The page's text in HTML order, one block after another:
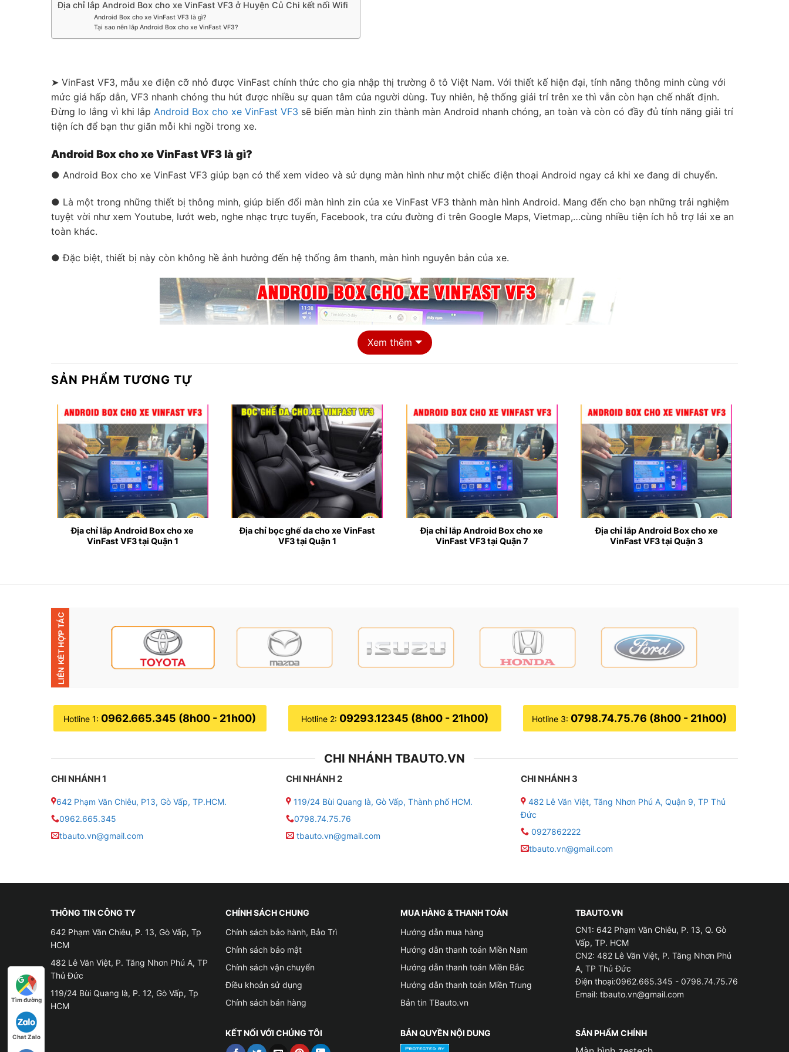
Địa chỉ lắp Android Box cho xe VinFast VF3 ở Huyện Củ Chi kết nối Wifi
Android Box cho xe VinFast VF3 là gì?
Tại sao nên lắp Android Box cho xe VinFast VF3?
➤ VinFast VF3, mẫu xe điện cỡ nhỏ được VinFast chính thức cho gia nhập thị trường ô tô Việt Nam. Với thiết kế hiện đại, tính năng thông minh cùng với
mức giá hấp dẫn, VF3 nhanh chóng thu hút được nhiều sự quan tâm của người dùng. Tuy nhiên, hệ thống giải trí trên xe thì vẫn còn hạn chế nhất định.
Đừng lo lắng vì khi lắp Android Box cho xe VinFast VF3 sẽ biến màn hình zin thành màn Android nhanh chóng, an toàn và còn có đầy đủ tính năng giải trí
tiện ích để bạn thư giãn mỗi khi ngồi trong xe.
Android Box cho xe VinFast VF3 là gì?
● Android Box cho xe VinFast VF3 giúp bạn có thể xem video và sử dụng màn hình như một chiếc điện thoại Android ngay cả khi xe đang di chuyển.
● Là một trong những thiết bị thông minh, giúp biến đổi màn hình zin của xe VinFast VF3 thành màn hình Android. Mang đến cho bạn những trải nghiệm
tuyệt vời như xem Youtube, lướt web, nghe nhạc trực tuyến, Facebook, tra cứu đường đi trên Google Maps, Vietmap,…cùng nhiều tiện ích hỗ trợ lái xe an
toàn khác.
● Đặc biệt, thiết bị này còn không hề ảnh hưởng đến hệ thống âm thanh, màn hình nguyên bản của xe.
Địa chỉ lắp Android Box cho xe VinFast VF3 uy tín chất lượng tại TPHCM
Tại sao nên lắp Android Box cho xe VinFast VF3?
VinFast vẫn còn một số điểm hạn chế nhất định nên chưa thể đáp ứng được trọn vẹn nhu cầu sử dụng của người lái, cụ thể sau:
✤ Màn hình zin nên nó chỉ có thể liên kết cùng với các thiết bị từ Apple như Iphone hoặc Ipad.
✤ Hệ điều hành Carplay còn nhiều hạn chế về tính năng, thao tác sử dụng phức tạp nên gây ra nhiều khó khăn cho người dùng.
✤ Do đó, lắp đặt Android Box cho xe VinFast VF3 là giải pháp hoàn hảo để khắc phục những vấn đề vừa nêu trên. Thiết bị này sẽ giúp mang đến nhiều
Xem thêm
SẢN PHẨM TƯƠNG TỰ
Địa chỉ lắp Android Box cho xe
VinFast VF3 tại Quận 1
Địa chỉ bọc ghế da cho xe VinFast
VF3 tại Quận 1
Địa chỉ lắp Android Box cho xe
VinFast VF3 tại Quận 7
Địa chỉ lắp Android Box cho xe
VinFast VF3 tại Quận 3
Hotline 1: 0962.665.345 (8h00 - 21h00) Hotline 2: 09293.12345 (8h00 - 21h00) Hotline 3: 0798.74.75.76 (8h00 - 21h00)
CHI NHÁNH TBAUTO.VN
CHI NHÁNH 1
642 Phạm Văn Chiêu, P13, Gò Vấp, TP.HCM.
0962.665.345
tbauto.vn@gmail.com
CHI NHÁNH 2
119/24 Bùi Quang là, Gò Vấp, Thành phố HCM.
0798.74.75.76
tbauto.vn@gmail.com
CHI NHÁNH 3
482 Lê Văn Việt, Tăng Nhơn Phú A, Quận 9, TP Thủ
Đức
0927862222
tbauto.vn@gmail.com
THÔNG TIN CÔNG TY
642 Phạm Văn Chiêu, P. 13, Gò Vấp, Tp
HCM
482 Lê Văn Việt, P. Tăng Nhơn Phú A, TP
Thủ Đức
119/24 Bùi Quang là, P. 12, Gò Vấp, Tp
HCM
CHÍNH SÁCH CHUNG
Chính sách bảo hành, Bảo Trì
Chính sách bảo mật
Chính sách vận chuyển
Điều khoản sử dụng
Chính sách bán hàng
MUA HÀNG & THANH TOÁN
Hướng dẫn mua hàng
Hướng dẫn thanh toán Miền Nam
Hướng dẫn thanh toán Miền Bắc
Hướng dẫn thanh toán Miền Trung
Bản tin TBauto.vn
TBAUTO.VN
CN1: 642 Phạm Văn Chiêu, P. 13, Q. Gò
Vấp, TP. HCM
CN2: 482 Lê Văn Việt, P. Tăng Nhơn Phú
A, TP Thủ Đức
Điện thoại:0962.665.345 - 0798.74.75.76
Email: tbauto.vn@gmail.com
KẾT NỐI VỚI CHÚNG TÔI BẢN QUYỀN NỘI DUNG SẢN PHẨM CHÍNH
Tìm đường
Chat Zalo